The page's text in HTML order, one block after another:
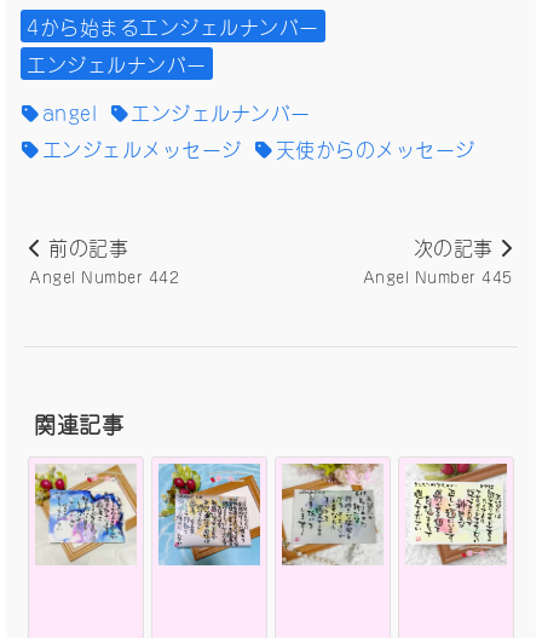
4から始まるエンジェルナンバー
エンジェルナンバー
angel
エンジェルナンバー
エンジェルメッセージ
天使からのメッセージ
前の記事
Angel Number 442
次の記事
Angel Number 445
関連記事